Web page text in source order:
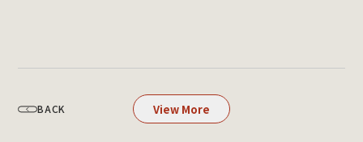
BACK View More